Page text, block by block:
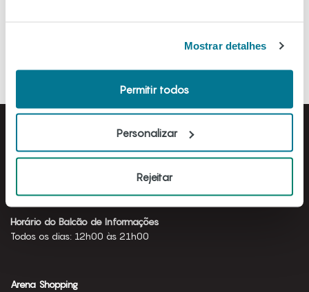
Mostrar detalhes
Permitir todos
Personalizar
Rejeitar
Todos os dias: 10h00 às 23h00
Horário do Balcão de Informações
Todos os dias: 12h00 às 21h00
Arena Shopping